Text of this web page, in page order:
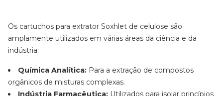
Os cartuchos para extrator Soxhlet de celulose são
amplamente utilizados em várias áreas da ciência e da
indústria:
Química Analítica: Para a extração de compostos
orgânicos de misturas complexas.
Indústria Farmacêutica: Utilizados para isolar princípios